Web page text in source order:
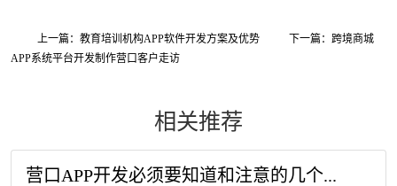
上一篇：教育培训机构APP软件开发方案及优势
下一篇：跨境商城
APP系统平台开发制作营口客户走访
相关推荐
营口APP开发必须要知道和注意的几个...